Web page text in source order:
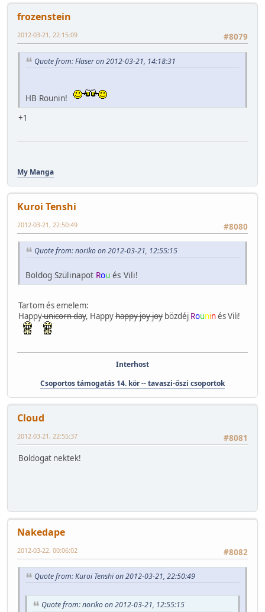
frozenstein
#8079
2012-03-21, 22:15:09
Quote from: Flaser on 2012-03-21, 14:18:31
HB Rounin!
+1
My Manga
Kuroi Tenshi
#8080
2012-03-21, 22:50:49
Quote from: noriko on 2012-03-21, 12:55:15
Boldog Szülinapot Rou és Vili!
Tartom és emelem:
Happyunicorn day, Happyhappy joy joy bözdéj Rouninés Vili!
Interhost
Csoportos támogatás 14. kör -- tavaszi-őszi csoportok
Cloud
#8081
2012-03-21, 22:55:37
Boldogat nektek!
Nakedape
#8082
2012-03-22, 00:06:02
Quote from: Kuroi Tenshi on 2012-03-21, 22:50:49
Quote from: noriko on 2012-03-21, 12:55:15